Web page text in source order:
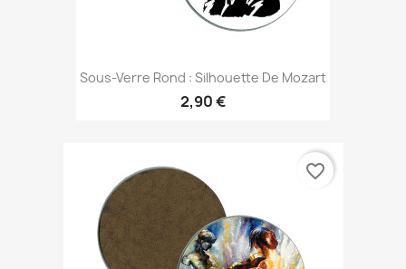
Sous-Verre Rond : Silhouette De Mozart
2,90 €
favorite_border